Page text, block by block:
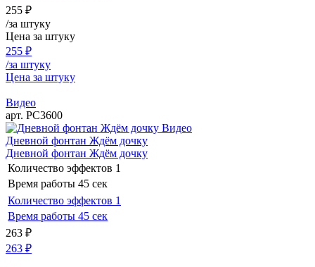
255 ₽
/за штуку
Цена за штуку
255 ₽
/за штуку
Цена за штуку
Видео
арт. РС3600
Видео
Дневной фонтан Ждём дочку
Дневной фонтан Ждём дочку
Количество эффектов 1
Время работы 45 сек
Количество эффектов 1
Время работы 45 сек
263 ₽
263 ₽